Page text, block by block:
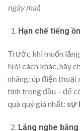
ngày mai)
Hạn chế tiếng ồn
Trước khi muốn
Nói cách khác, hãy
nhãng: úp điện
tính trong đầu – để
quà quý giá nhất: sự
Lắng nghe